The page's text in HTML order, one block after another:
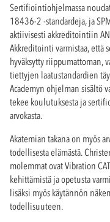
Sertifiointiohjelmassa
18436-2 -standardeja, ja
aktiivisesti akkreditointiin
Akkreditointi varmistaa,
hyväksytty
tiettyjen laatustandardien
Academyn ohjelman sisältö
tekee koulutuksesta ja
arvokasta.
Akatemian takana on myös
todellisesta elämästä.
molemmat ovat Vibration
kehittämistä ja opetusta
lisäksi myös käytännön
todellisuuteen.